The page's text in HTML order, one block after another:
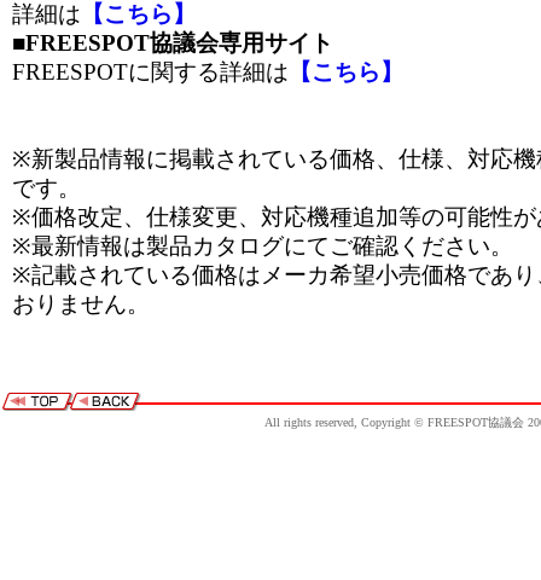
詳細は 【こちら】
■FREESPOT協議会専用サイト
FREESPOTに関する詳細は 【こちら】
※新製品情報に掲載されている価格、仕様、対応
です。
※価格改定、仕様変更、対応機種追加等の可能性
※最新情報は製品カタログにてご確認ください。
※記載されている価格はメーカ希望小売価格であ
おりません。
All rights reserved, Copyright © FREESPOT協議会